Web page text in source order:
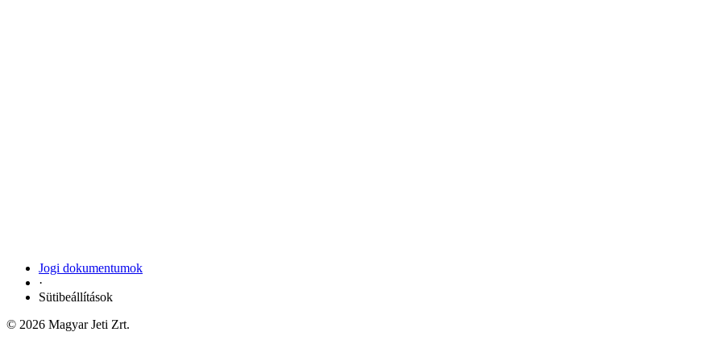
Jogi dokumentumok
·
Sütibeállítások
© 2026 Magyar Jeti Zrt.